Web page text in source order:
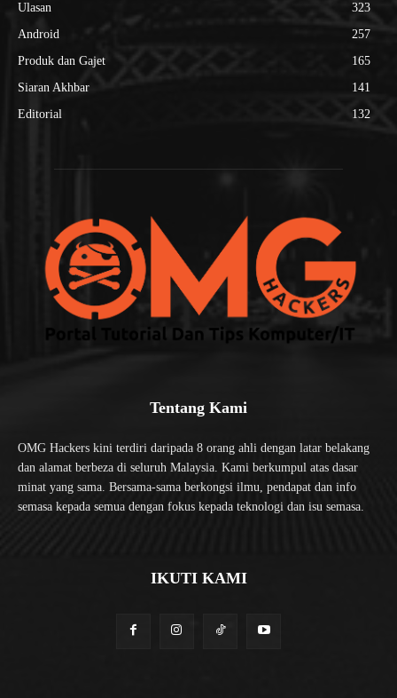
Ulasan
323
Android
257
Produk dan Gajet
165
Siaran Akhbar
141
Editorial
132
Tentang Kami
OMG Hackers kini terdiri daripada 8 orang ahli dengan latar belakang
dan alamat berbeza di seluruh Malaysia. Kami berkumpul atas dasar
minat yang sama. Bersama-sama berkongsi ilmu, pendapat dan info
semasa kepada semua dengan fokus kepada teknologi dan isu semasa.
IKUTI KAMI